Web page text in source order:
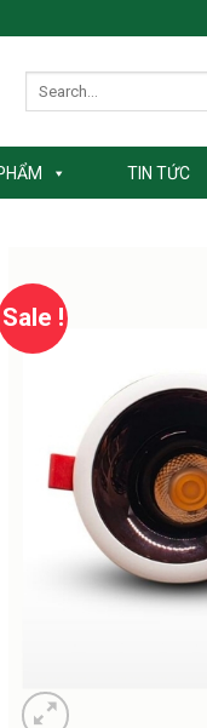
TIN TỨC
Sale !